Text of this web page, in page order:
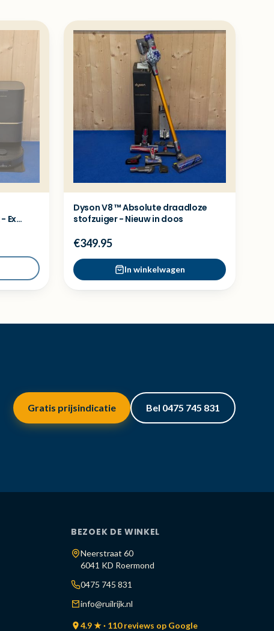
Ex
Dyson V8 ™ Absolute draadloze
stofzuiger - Nieuw in doos
€349.95
In winkelwagen
Gratis prijsindicatie Bel 0475 745 831
BEZOEK DE WINKEL
Neerstraat 60
6041 KD Roermond
0475 745 831
info@ruilrijk.nl
4.9 ★ · 110 reviews op Google